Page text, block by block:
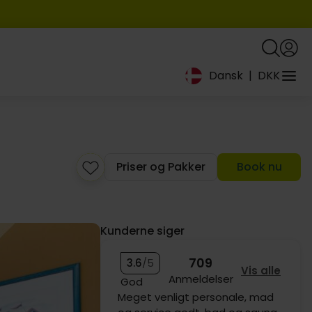
Dansk | DKK
Priser og Pakker
Book nu
Kunderne siger
3.6/5
God
709
Anmeldelser
Vis alle
Alt var super! Alt var meget